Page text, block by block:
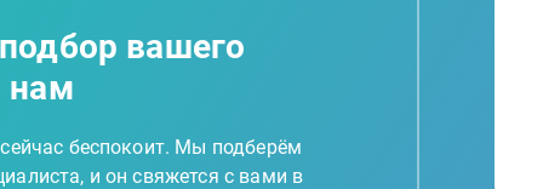
вашего
нам
беспокоит. Мы подберём
и он свяжется с вами в